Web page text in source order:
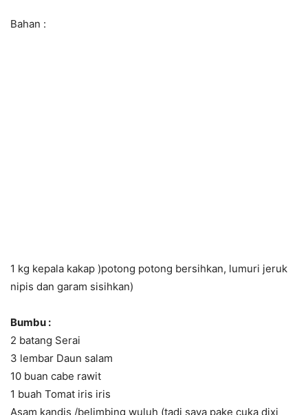
Bahan :
1 kg kepala kakap )potong potong bersihkan, lumuri jeruk
nipis dan garam sisihkan)
Bumbu :
2 batang Serai
3 lembar Daun salam
10 buan cabe rawit
1 buah Tomat iris iris
Asam kandis /belimbing wuluh (tadi saya pake cuka dixi